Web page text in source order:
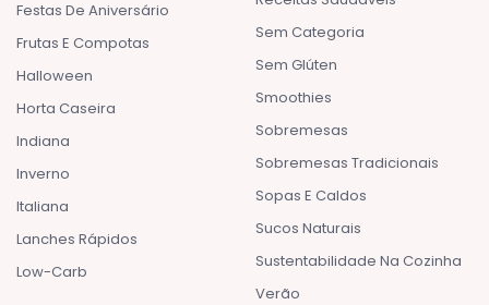
Festas De Aniversário
Frutas E Compotas
Halloween
Horta Caseira
Indiana
Inverno
Italiana
Lanches Rápidos
Low-Carb
Sem Categoria
Sem Glúten
Smoothies
Sobremesas
Sobremesas Tradicionais
Sopas E Caldos
Sucos Naturais
Sustentabilidade Na Cozinha
Verão